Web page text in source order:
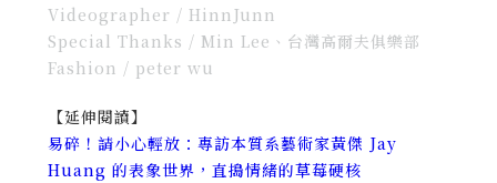
Videographer / HinnJunn
Special Thanks / Min Lee、台灣高爾夫俱樂部
Fashion / peter wu
【延伸閱讀】
易碎！請小心輕放：專訪本質系藝術家黃傑 Jay
Huang 的表象世界，直搗情緒的草莓硬核